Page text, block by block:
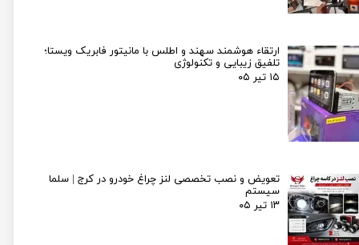
ارتقاء هوشمند سهند و اطلس با مانیتور فابریک ویستا؛
تلفیق زیبایی و تکنولوژی
۱۵ تیر ۰۵
تعویض و نصب تخصصی لنز چراغ خودرو در کرج | سلما
سیستم
۱۳ تیر ۰۵